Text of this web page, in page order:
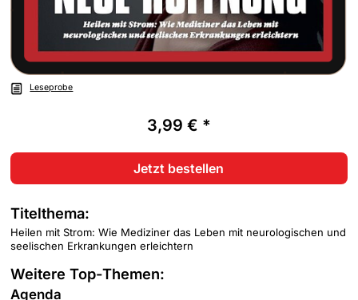
Leseprobe
3,99 € *
Jetzt bestellen
Titelthema:
Heilen mit Strom: Wie Mediziner das Leben mit neurologischen und
seelischen Erkrankungen erleichtern
Weitere Top-Themen:
Agenda